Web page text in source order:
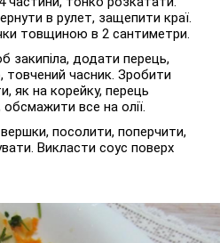
в рулет, защепити краї.
товщиною в 2 сантиметри.
закипіла, додати перець,
товчений часник. Зробити
як на корейку, перець
все на олії.
посолити, поперчити,
Викласти соус поверх